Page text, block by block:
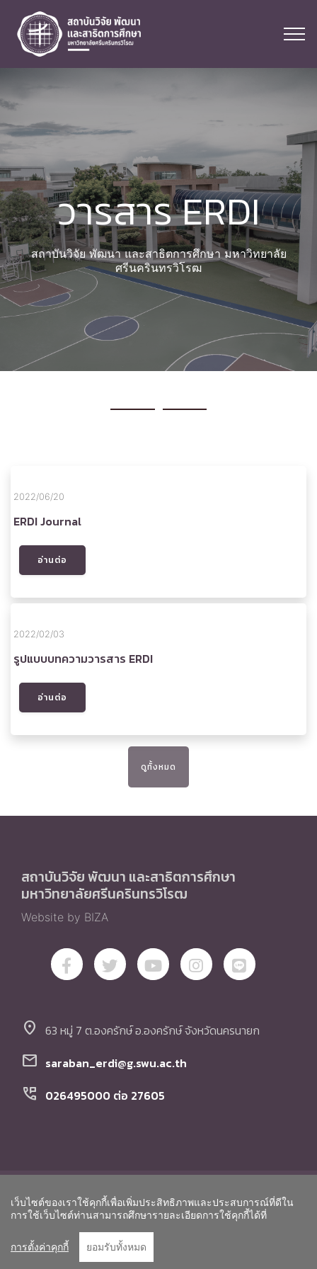
เว็บไซต์ของเราใช้คุกกี้เพื่อเพิ่มประสิทธิภาพและประสบการณ์ที่ดีใน
การใช้เว็บไซต์ท่านสามารถศึกษารายละเอียดการใช้คุกกี้ได้ที่
การตั้งค่าคุกกี้ ยอมรับทั้งหมด
วารสาร ERDI
สถาบันวิจัย พัฒนา และสาธิตการศึกษา มหาวิทยาลัย
ศรีนครินทรวิโรฒ
2022/06/20
ERDI Journal
อ่านต่อ
2022/02/03
รูปแบบบทความวารสาร ERDI
อ่านต่อ
ดูทั้งหมด
สถาบันวิจัย พัฒนา และสาธิตการศึกษา
มหาวิทยาลัยศรีนครินทรวิโรฒ
Website by BIZA
location_on 63 หมู่ 7 ต.องครักษ์ อ.องครักษ์ จังหวัดนครนายก
mail saraban_erdi@g.swu.ac.th
perm_phone_msg 026495000 ต่อ 27605
© Copyright สถาบันวิจัย พัฒนา และสาธิตการศึกษา
มหาวิทยาลัยศรีนครินทรวิโรฒ. All Rights Reserved.